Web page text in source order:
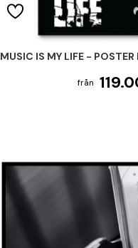
MUSIC IS MY LIFE -